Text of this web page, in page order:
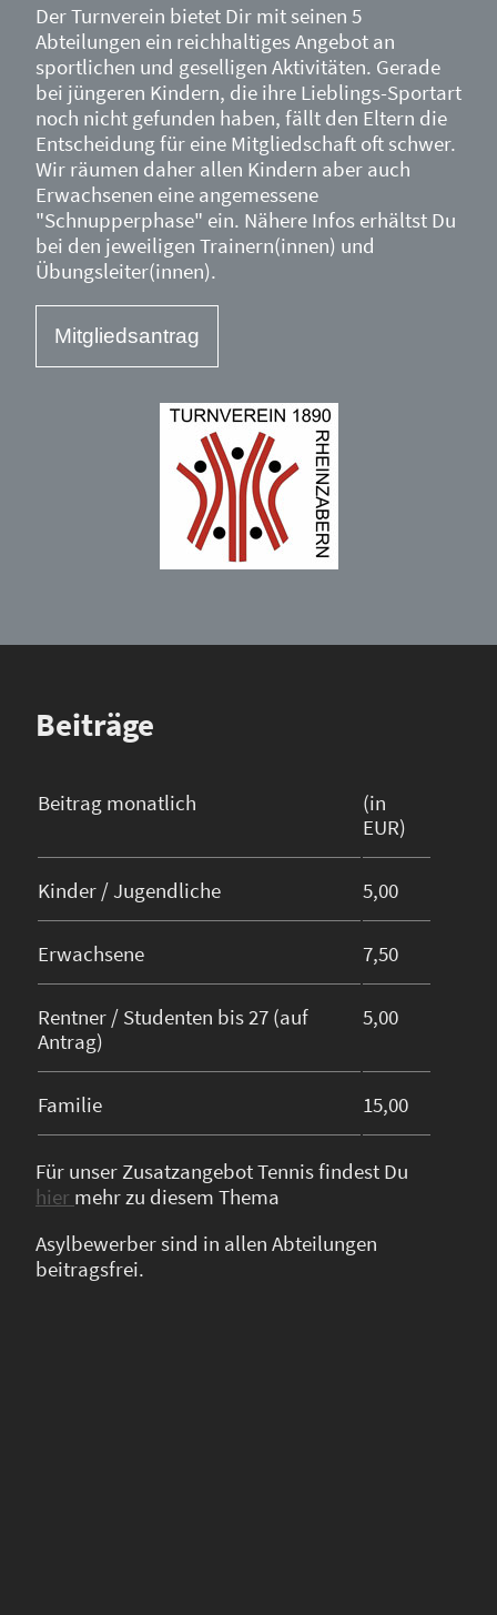
Der Turnverein bietet Dir mit seinen 5
Abteilungen ein reichhaltiges Angebot an
sportlichen und geselligen Aktivitäten. Gerade
bei jüngeren Kindern, die ihre Lieblings-Sportart
noch nicht gefunden haben, fällt den Eltern die
Entscheidung für eine Mitgliedschaft oft schwer.
Wir räumen daher allen Kindern aber auch
Erwachsenen eine angemessene
"Schnupperphase" ein. Nähere Infos erhältst Du
bei den jeweiligen Trainern(innen) und
Übungsleiter(innen).
Mitgliedsantrag
Beiträge
Beitrag monatlich
(in
EUR)
Kinder / Jugendliche 5,00
Erwachsene 7,50
Rentner / Studenten bis 27 (auf
Antrag)
5,00
Familie 15,00
Für unser Zusatzangebot Tennis findest Du
hier mehr zu diesem Thema
Asylbewerber sind in allen Abteilungen
beitragsfrei.